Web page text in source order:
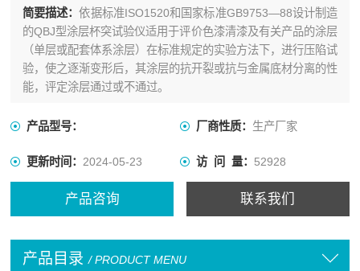
简要描述：依据标准ISO1520和国家标准GB9753—88设计制造
的QBJ型涂层杯突试验仪适用于评价色漆清漆及有关产品的涂层
（单层或配套体系涂层）在标准规定的实验方法下，进行压陷试
验，使之逐渐变形后，其涂层的抗开裂或抗与金属底材分离的性
能，评定涂层通过或不通过。
产品型号： 厂商性质： 生产厂家
更新时间：2024-05-23 访 问 量： 52928
产品咨询 联系我们
产品目录 / PRODUCT MENU